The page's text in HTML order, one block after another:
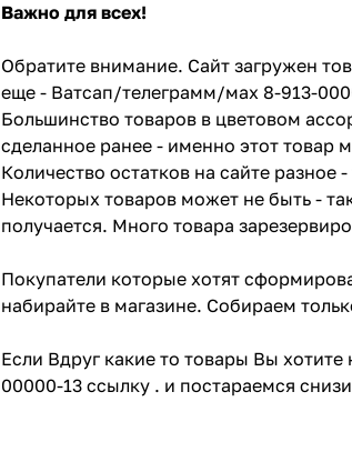
Важно для всех!
Обратите внимание. Сайт загружен
еще - Ватсап/телеграмм/мах 8-913-
Большинство товаров в цветовом
сделанное ранее - именно этот товар
Количество остатков на сайте разное
Некоторых товаров может не быть -
получается. Много товара
Покупатели которые хотят
набирайте в магазине. Собираем
Если Вдруг какие то товары Вы
00000-13 ссылку . и постараемся